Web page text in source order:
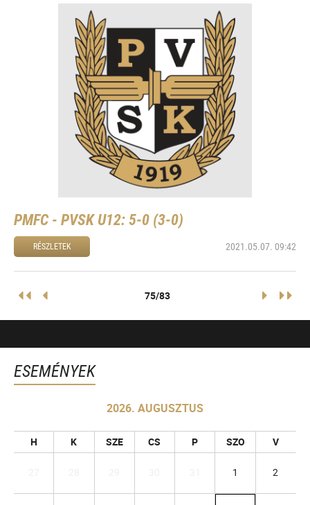
PMFC - PVSK U12: 5-0 (3-0)
RÉSZLETEK 2021.05.07. 09:42
75/83
ESEMÉNYEK
2026. AUGUSZTUS
H K SZE CS P SZO V
1 2